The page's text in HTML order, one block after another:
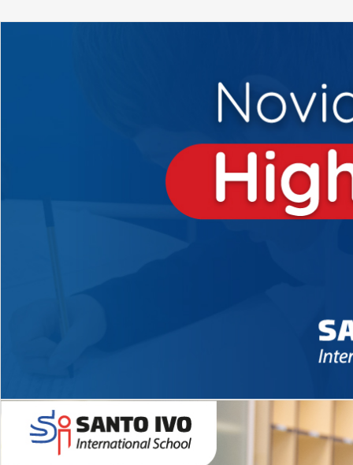
Novidades 2026 High School